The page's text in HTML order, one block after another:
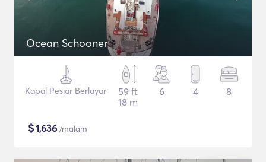
Ocean Schooner
Kapal Pesiar Berlayar
59 ft
18 m
6 4 8
$1,636 /malam